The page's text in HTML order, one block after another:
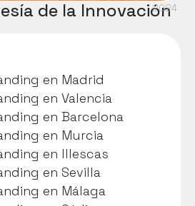
de la Innovación
2024
en Madrid
en Madrid
en Valencia
en Valencia
en Barcelona
en Barcelona
en Murcia
en Murcia
en Illescas
en Illescas
en Sevilla
en Sevilla
en Málaga